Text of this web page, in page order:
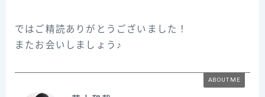
ではご精読ありがとうございました！
またお会いしましょう♪
ABOUT ME